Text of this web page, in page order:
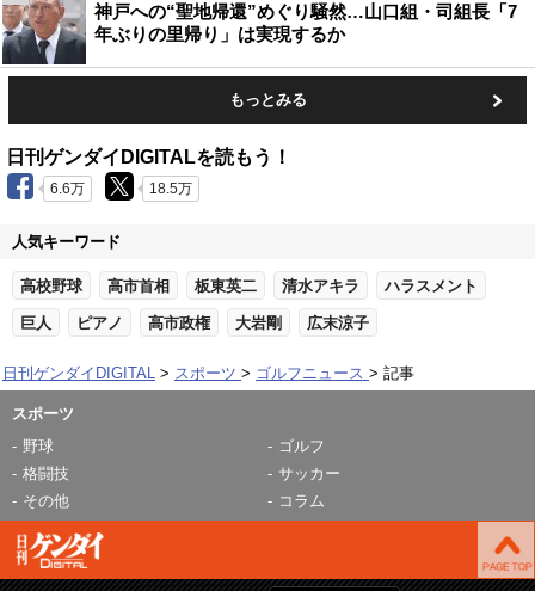
神戸への“聖地帰還”めぐり騒然…山口組・司組長「7
年ぶりの里帰り」は実現するか
もっとみる
日刊ゲンダイDIGITALを読もう！
6.6万 18.5万
人気キーワード
高校野球 高市首相 板東英二 清水アキラ ハラスメント
巨人 ピアノ 高市政権 大岩剛 広末涼子
日刊ゲンダイDIGITAL スポーツ ゴルフニュース 記事
スポーツ
野球
ゴルフ
格闘技
サッカー
その他
コラム